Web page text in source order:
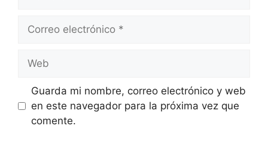
electrónico
Guarda mi nombre, correo electrónico y web
en este navegador para la próxima vez que
comente.